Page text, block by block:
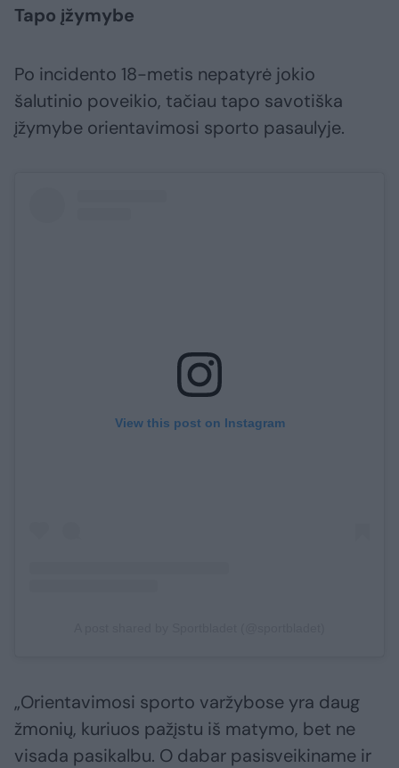
Tapo įžymybe
Po incidento 18-metis nepatyrė jokio
šalutinio poveikio, tačiau tapo savotiška
įžymybe orientavimosi sporto pasaulyje.
View this post on Instagram
„Orientavimosi sporto varžybose yra daug
žmonių, kuriuos pažįstu iš matymo, bet ne
visada pasikalbu. O dabar pasisveikiname ir